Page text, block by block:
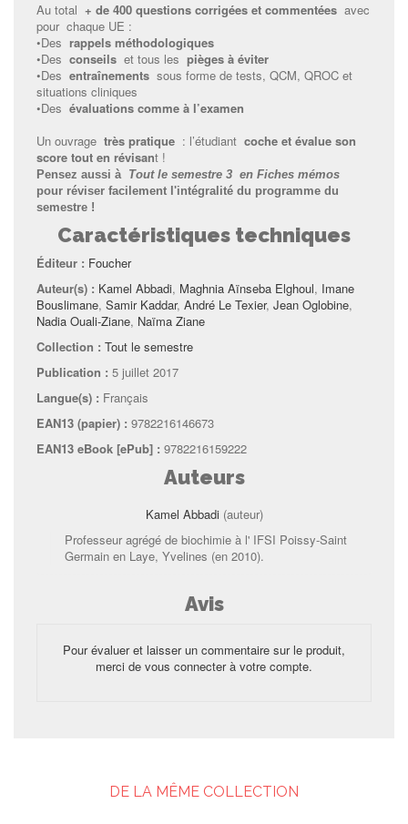
Au total + de 400 questions corrigées et commentées avec
pour chaque UE :
•Des rappels méthodologiques
•Des conseils et tous les pièges à éviter
•Des entraînements sous forme de tests, QCM, QROC et
situations cliniques
•Des évaluations comme à l’examen
Un ouvrage très pratique : l’étudiant coche et évalue son
score tout en révisant !
Pensez aussi à Tout le semestre 3 en Fiches mémos
pour réviser facilement l'intégralité du programme du
semestre !
Caractéristiques techniques
Éditeur : Foucher
Auteur(s) : Kamel Abbadi, Maghnia Aïnseba Elghoul, Imane
Bouslimane, Samir Kaddar, André Le Texier, Jean Oglobine,
Nadia Ouali-Ziane, Naïma Ziane
Collection : Tout le semestre
Publication : 5 juillet 2017
Langue(s) : Français
EAN13 (papier) : 9782216146673
EAN13 eBook [ePub] : 9782216159222
Auteurs
Kamel Abbadi (auteur)
Professeur agrégé de biochimie à l' IFSI Poissy-Saint
Germain en Laye, Yvelines (en 2010).
Avis
Pour évaluer et laisser un commentaire sur le produit,
merci de vous connecter à votre compte.
DE LA MÊME COLLECTION